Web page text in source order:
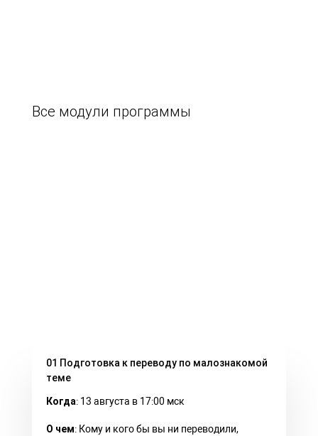
Все модули программы
01 Подготовка к переводу по малознакомой
теме
Когда: 13 августа в 17:00 мск
О чем: Кому и кого бы вы ни переводили,